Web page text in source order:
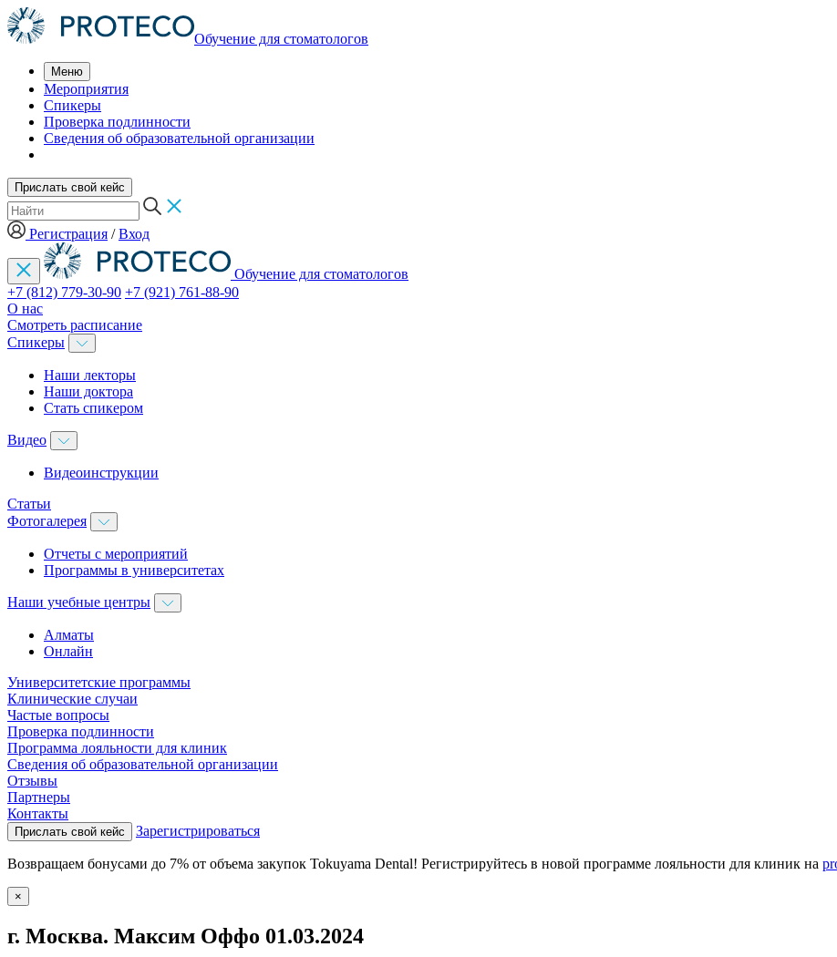
Обучение для стоматологов
Меню
Мероприятия
Спикеры
Проверка подлинности
Сведения об образовательной организации
Прислать свой кейс
Регистрация /Вход
Обучение для стоматологов
+7 (812) 779-30-90 +7 (921) 761-88-90
О нас
Смотреть расписание
Спикеры
Наши лекторы
Наши доктора
Стать спикером
Видео
Видеоинструкции
Статьи
Фотогалерея
Отчеты с мероприятий
Программы в университетах
Наши учебные центры
Алматы
Онлайн
Университетские программы
Клинические случаи
Частые вопросы
Проверка подлинности
Программа лояльности для клиник
Сведения об образовательной организации
Отзывы
Партнеры
Контакты
Прислать свой кейс Зарегистрироваться
Возвращаем бонусами до 7% от объема закупок Tokuyama Dental! Регистрируйтесь в новой программе лояльности для клиник на
×
г. Москва. Максим Оффо 01.03.2024